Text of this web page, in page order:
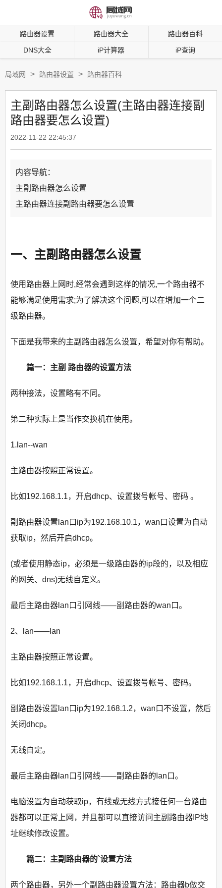
路由器设置 路由器大全 路由器百科
DNS大全 iP计算器 iP查询
局域网 > 路由器设置 > 路由器百科
主副路由器怎么设置(主路由器连接副
路由器要怎么设置)
2022-11-22 22:45:37
内容导航：
主副路由器怎么设置
主路由器连接副路由器要怎么设置
一、主副路由器怎么设置
使用路由器上网时,经常会遇到这样的情况,一个路由器不
能够满足使用需求;为了解决这个问题,可以在增加一个二
级路由器。
下面是我带来的主副路由器怎么设置，希望对你有帮助。
篇一：主副 路由器的设置方法
两种接法，设置略有不同。
第二种实际上是当作交换机在使用。
1.lan--wan
主路由器按照正常设置。
比如192.168.1.1，开启dhcp、设置拨号帐号、密码 。
副路由器设置lan口ip为192.168.10.1，wan口设置为自动
获取ip，然后开启dhcp。
(或者使用静态ip，必须是一级路由器的ip段的，以及相应
的网关、dns)无线自定义。
最后主路由器lan口引网线——副路由器的wan口。
2、lan——lan
主路由器按照正常设置。
比如192.168.1.1，开启dhcp、设置拨号帐号、密码。
副路由器设置lan口ip为192.168.1.2，wan口不设置，然后
关闭dhcp。
无线自定。
最后主路由器lan口引网线——副路由器的lan口。
电脑设置为自动获取ip，有线或无线方式接任何一台路由
器都可以正常上网，并且都可以直接访问主副路由器IP地
址继续修改设置。
篇二：主副路由器的`设置方法
两个路由器，另外一个副路由器设置方法：路由器b做交